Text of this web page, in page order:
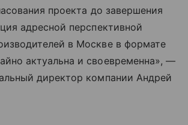
проекта до завершения
адресной перспективной
в Москве в формате
актуальна и своевременна», —
директор компании Андрей